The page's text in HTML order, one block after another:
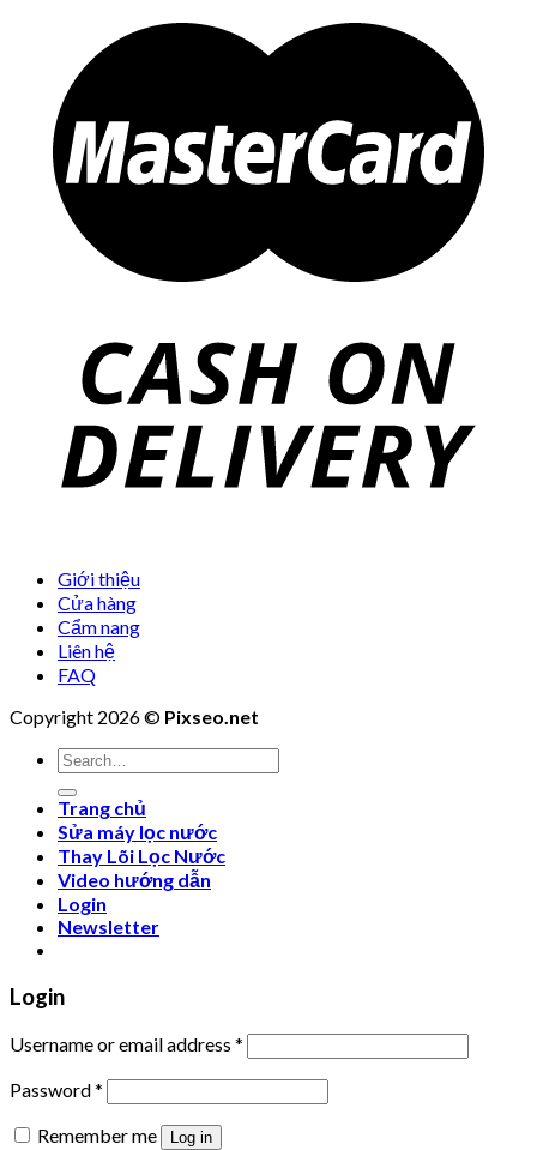
Giới thiệu
Cửa hàng
Cẩm nang
Liên hệ
FAQ
Copyright 2026 © Pixseo.net
Search
for:
Trang chủ
Sửa máy lọc nước
Thay Lõi Lọc Nước
Video hướng dẫn
Login
Newsletter
Login
Username or email address *
Password*
Remember me
Log in